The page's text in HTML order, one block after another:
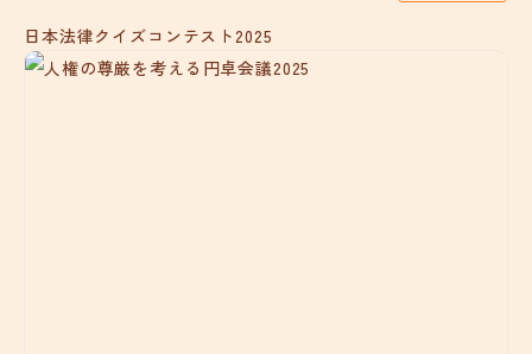
日本法律クイズコンテスト2025